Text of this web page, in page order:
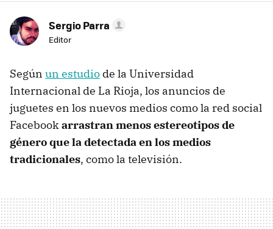
Sergio Parra
Editor
Según un estudio de la Universidad
Internacional de La Rioja, los anuncios de
juguetes en los nuevos medios como la red social
Facebookarrastran menos estereotipos de
género que la detectada en los medios
tradicionales, como la televisión.